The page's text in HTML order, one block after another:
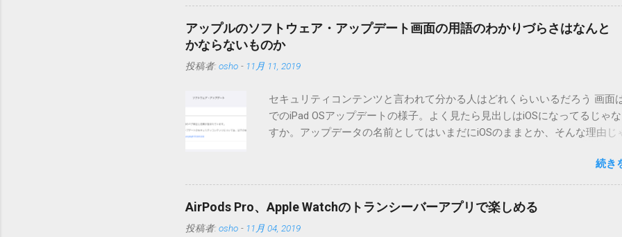
点が多いため、こちらにはリンクしていません。安定を求める方は0.5.3を、新版の機能が必
は0.6.3をご利用ください。 こちら からどうぞ。 0.3.6までのバージョンに、エントリーが重
されてしまう不具合が存在しています。最新版へのアップデートを強くお勧めしてます。
entry.zipをダウンロードするにはここをクリックしてください。 （Windowsから解凍したフ
を見ると「_MACOSX」というフォルダと、同名のファイルが含まれていますが、関係ありま
うようです。） Ver.0.3.0以降用の差分ファイルはこちら 。ZIP圧縮してまとめてあります。
バージョン番号と同じバージョン番号を持つパッチを適用してください。バージョンが古い
一つずつ順に適用していく必要があります。0.5.0以降は、パッチが正常に当てられるかどう
目的となっています。 まずはどんなふうに使うものか説明し、設置方法は後述します。 使い
ール本文の1行目にauthor（投稿者）を、2行目にカテゴリを、それぞれ<>（半角文字）で囲
定してください。使用するauthorとカテゴリは事前にMTで作っておく必要があります。
アップルのソフトウェア・アップデート画面の用語のわかりづらさはなんと
かならないものか
投稿者: osho - 11月 11, 2019
セキュリティコンテンツと言われて分かる人はどれくらいいるだろう 画面
でのiPad OSアップデートの様子。よく見たら見出しはiOSになってるじゃ
すか。アップデータの名前としてはいまだにiOSのままとか、そんな理由じ
アップデートのセキュリティコンテンツについては、以下のWebサイトを
ださい」の部分。 セキュリティコンテンツ…？ こんなブログをやっている
説明に困ります。人によってはここで悩んだ結果、アップデートをしない
てきそうですよ。アップデートに限らず、分からないけどやってみる人よ
分からないからやらない人の方が多いと思います。経験上の感覚ですけれ
続き
AirPods Pro、Apple Watchのトランシーバーアプリで楽しめる
投稿者: osho - 11月 04, 2019